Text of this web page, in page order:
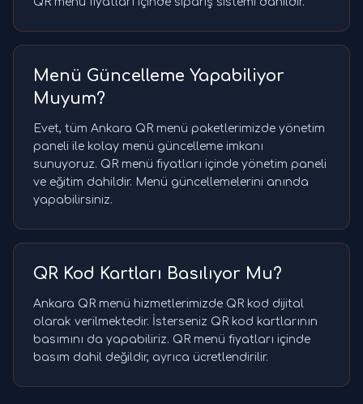
Menü Güncelleme Yapabiliyor
Muyum?
Evet, tüm Ankara QR menü paketlerimizde yönetim
paneli ile kolay menü güncelleme imkanı
sunuyoruz. QR menü fiyatları içinde yönetim paneli
ve eğitim dahildir. Menü güncellemelerini anında
yapabilirsiniz.
QR Kod Kartları Basılıyor Mu?
Ankara QR menü hizmetlerimizde QR kod dijital
olarak verilmektedir. İsterseniz QR kod kartlarının
basımını da yapabiliriz. QR menü fiyatları içinde
basım dahil değildir, ayrıca ücretlendirilir.